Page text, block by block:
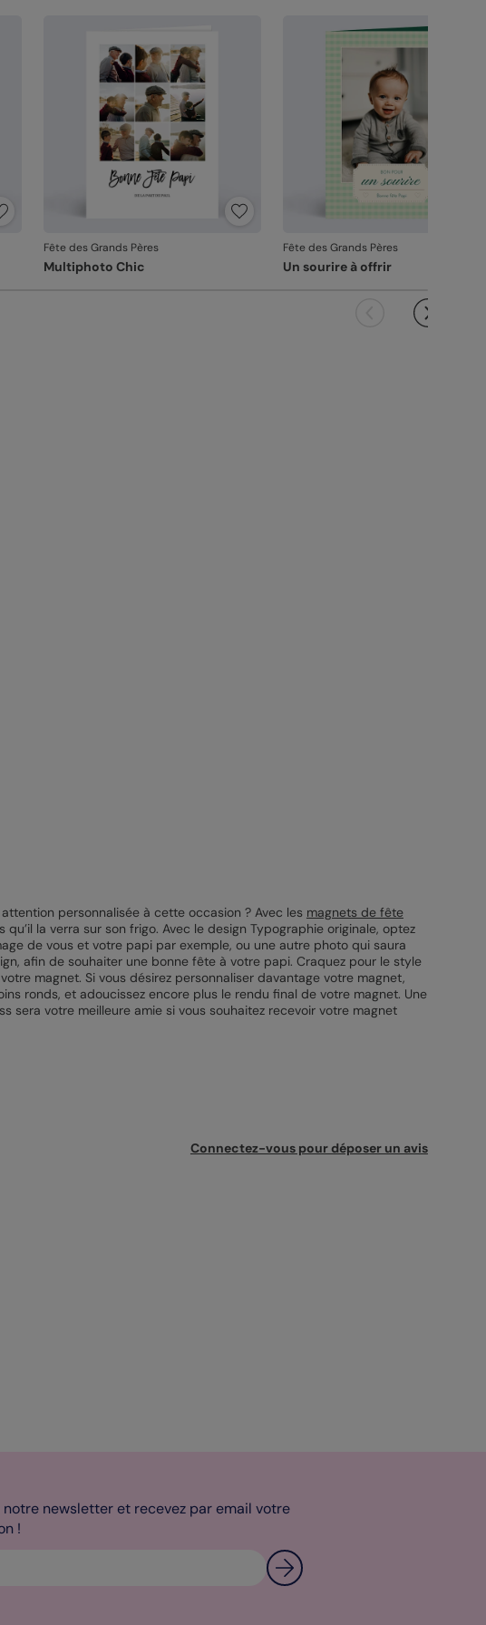
Fête des Grands Pères
Multiphoto Chic
Fête des Grands Pères
Un sourire à offrir
personnalisée à cette occasion ? Avec les magnets de fête
la verra sur son frigo. Avec le design Typographie originale, optez
de vous et votre papi par exemple, ou une autre photo qui saura
afin de souhaiter une bonne fête à votre papi. Craquez pour le style
magnet. Si vous désirez personnaliser davantage votre magnet,
ronds, et adoucissez encore plus le rendu final de votre magnet. Une
sera votre meilleure amie si vous souhaitez recevoir votre magnet
Connectez-vous pour déposer un avis
newsletter et recevez par email votre
!